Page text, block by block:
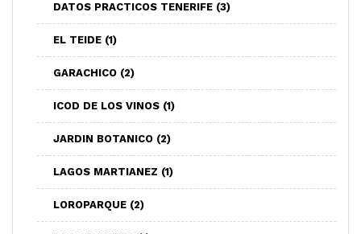
DATOS PRACTICOS TENERIFE (3)
EL TEIDE (1)
GARACHICO (2)
ICOD DE LOS VINOS (1)
JARDIN BOTANICO (2)
LAGOS MARTIANEZ (1)
LOROPARQUE (2)